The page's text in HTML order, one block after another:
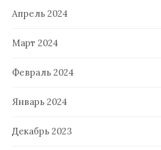
Апрель 2024
Март 2024
Февраль 2024
Январь 2024
Декабрь 2023